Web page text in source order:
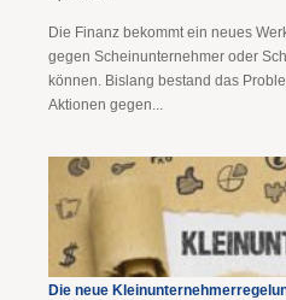
Die Finanz bekommt ein neues
gegen Scheinunternehmer oder
können. Bislang bestand das
Aktionen gegen...
Die neue